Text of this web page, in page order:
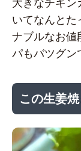
大きなチキン
いてなんとた
ナブルなお値
パもバツグン
この生姜